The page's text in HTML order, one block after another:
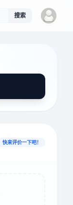
搜索
来评价一下吧！